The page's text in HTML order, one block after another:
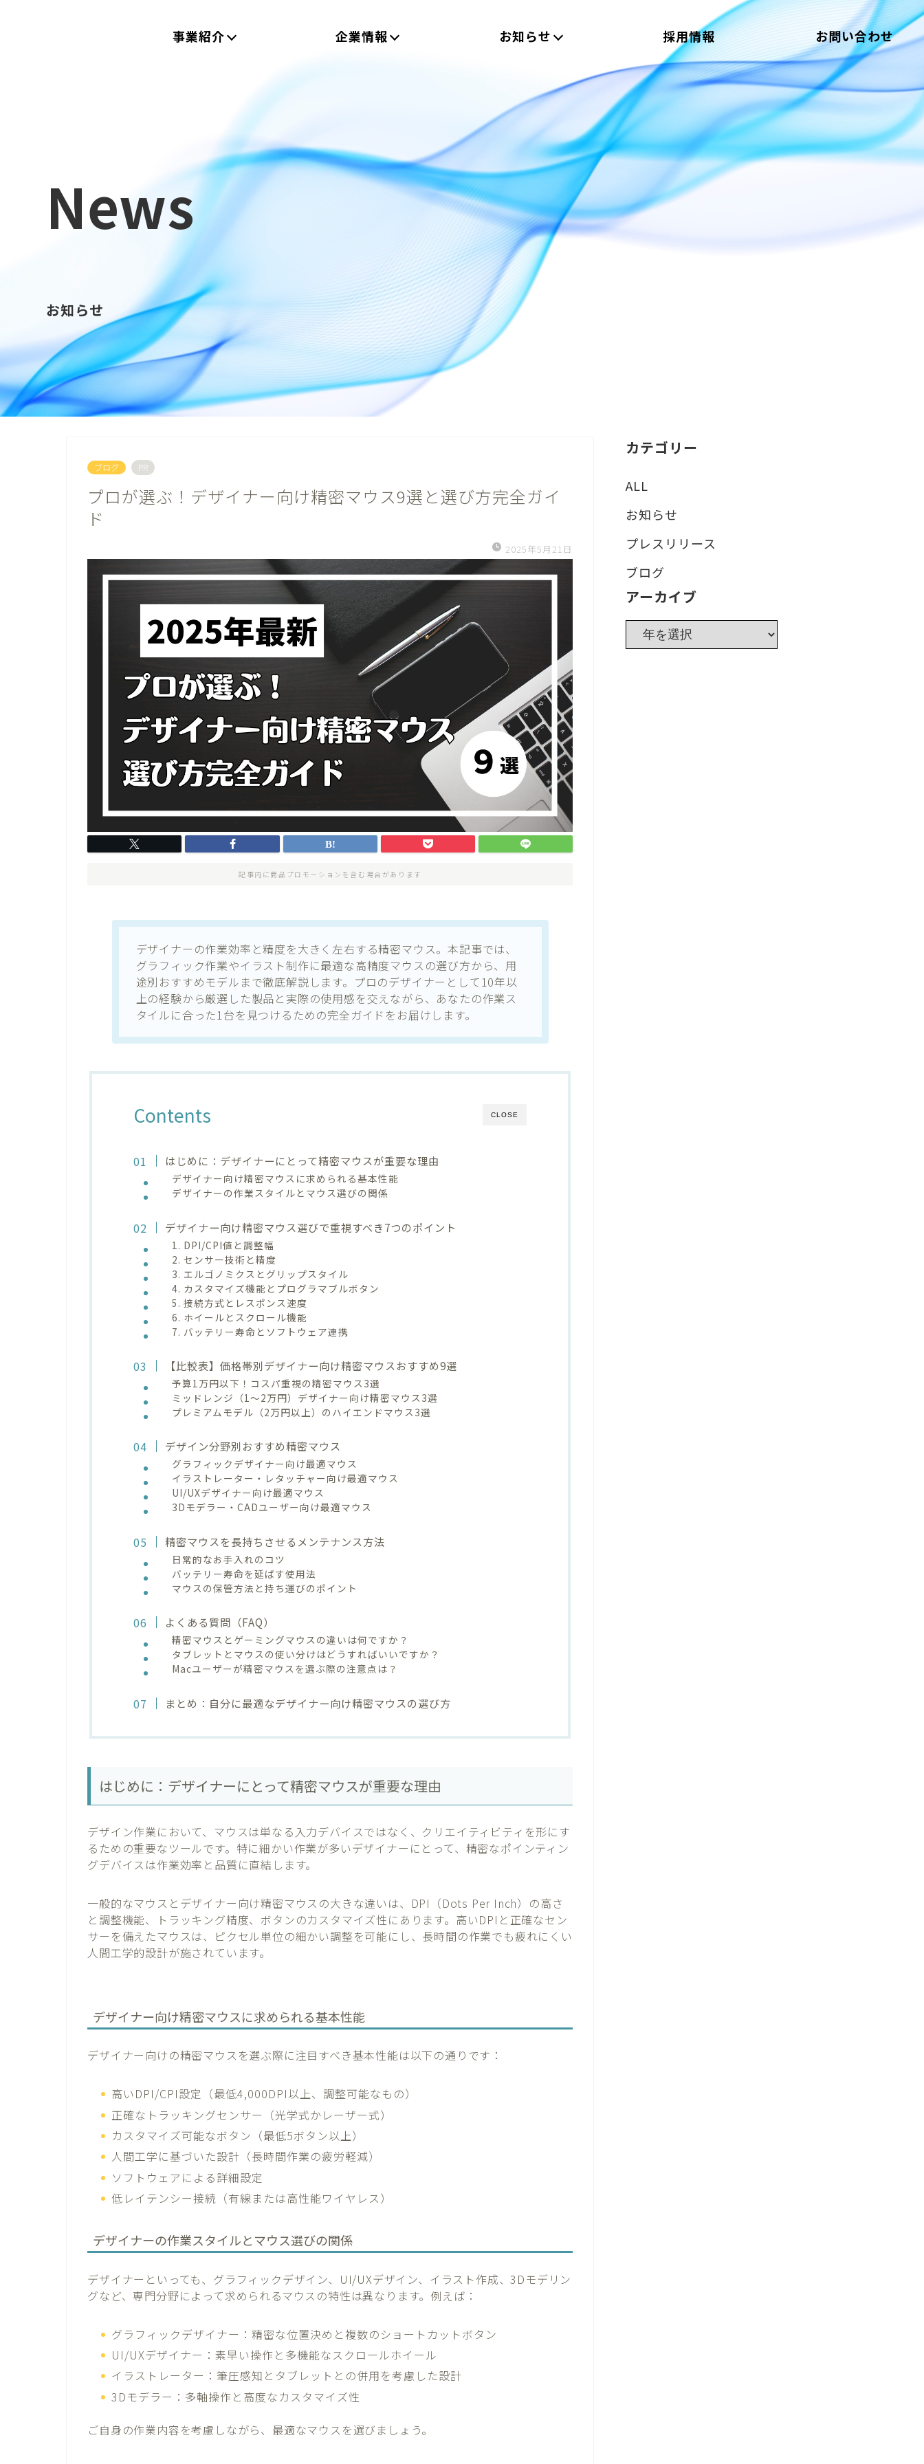
事業紹介 企業情報 お知らせ 採用情報 お問い合わせ
News
お知らせ
ブログ PR
プロが選ぶ！デザイナー向け精密マウス9選と選び方完全ガイ
ド
2025年5月21日
記事内に商品プロモーションを含む場合があります
デザイナーの作業効率と精度を大きく左右する精密マウス。本記事では、
グラフィック作業やイラスト制作に最適な高精度マウスの選び方から、用
途別おすすめモデルまで徹底解説します。プロのデザイナーとして10年以
上の経験から厳選した製品と実際の使用感を交えながら、あなたの作業ス
タイルに合った1台を見つけるための完全ガイドをお届けします。
CLOSE
Contents
はじめに：デザイナーにとって精密マウスが重要な理由
デザイナー向け精密マウスに求められる基本性能
デザイナーの作業スタイルとマウス選びの関係
デザイナー向け精密マウス選びで重視すべき7つのポイント
1. DPI/CPI値と調整幅
2. センサー技術と精度
3. エルゴノミクスとグリップスタイル
4. カスタマイズ機能とプログラマブルボタン
5. 接続方式とレスポンス速度
6. ホイールとスクロール機能
7. バッテリー寿命とソフトウェア連携
【比較表】価格帯別デザイナー向け精密マウスおすすめ9選
予算1万円以下！コスパ重視の精密マウス3選
ミッドレンジ（1〜2万円）デザイナー向け精密マウス3選
プレミアムモデル（2万円以上）のハイエンドマウス3選
デザイン分野別おすすめ精密マウス
グラフィックデザイナー向け最適マウス
イラストレーター・レタッチャー向け最適マウス
UI/UXデザイナー向け最適マウス
3Dモデラー・CADユーザー向け最適マウス
精密マウスを長持ちさせるメンテナンス方法
日常的なお手入れのコツ
バッテリー寿命を延ばす使用法
マウスの保管方法と持ち運びのポイント
よくある質問（FAQ）
精密マウスとゲーミングマウスの違いは何ですか？
タブレットとマウスの使い分けはどうすればいいですか？
Macユーザーが精密マウスを選ぶ際の注意点は？
まとめ：自分に最適なデザイナー向け精密マウスの選び方
はじめに：デザイナーにとって精密マウスが重要な理由
デザイン作業において、マウスは単なる入力デバイスではなく、クリエイティビティを形にす
るための重要なツールです。特に細かい作業が多いデザイナーにとって、精密なポインティン
グデバイスは作業効率と品質に直結します。
一般的なマウスとデザイナー向け精密マウスの大きな違いは、DPI（Dots Per Inch）の高さ
と調整機能、トラッキング精度、ボタンのカスタマイズ性にあります。高いDPIと正確なセン
サーを備えたマウスは、ピクセル単位の細かい調整を可能にし、長時間の作業でも疲れにくい
人間工学的設計が施されています。
デザイナー向け精密マウスに求められる基本性能
デザイナー向けの精密マウスを選ぶ際に注目すべき基本性能は以下の通りです：
高いDPI/CPI設定（最低4,000DPI以上、調整可能なもの）
正確なトラッキングセンサー（光学式かレーザー式）
カスタマイズ可能なボタン（最低5ボタン以上）
人間工学に基づいた設計（長時間作業の疲労軽減）
ソフトウェアによる詳細設定
低レイテンシー接続（有線または高性能ワイヤレス）
デザイナーの作業スタイルとマウス選びの関係
デザイナーといっても、グラフィックデザイン、UI/UXデザイン、イラスト作成、3Dモデリン
グなど、専門分野によって求められるマウスの特性は異なります。例えば：
グラフィックデザイナー：精密な位置決めと複数のショートカットボタン
UI/UXデザイナー：素早い操作と多機能なスクロールホイール
イラストレーター：筆圧感知とタブレットとの併用を考慮した設計
3Dモデラー：多軸操作と高度なカスタマイズ性
ご自身の作業内容を考慮しながら、最適なマウスを選びましょう。
カテゴリー
ALL
お知らせ
プレスリリース
ブログ
アーカイブ